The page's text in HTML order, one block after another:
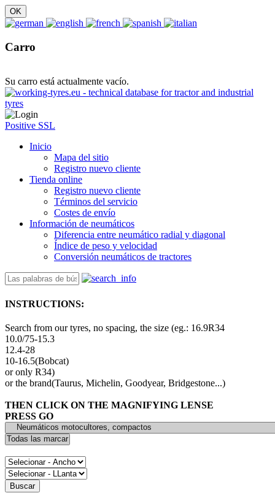
Carro
Su carro está actualmente vacío.
Positive SSL
Inicio
Mapa del sitio
Registro nuevo cliente
Tienda online
Registro nuevo cliente
Términos del servicio
Costes de envío
Información de neumáticos
Diferencia entre neumático radial y diagonal
Índice de peso y velocidad
Conversión neumáticos de tractores
INSTRUCTIONS:
Search from our tyres, no spacing, the size (eg.: 16.9R34
10.0/75-15.3
12.4-28
10-16.5(Bobcat)
or only R34)
or the brand(Taurus, Michelin, Goodyear, Bridgestone...)
THEN CLICK ON THE MAGNIFYING LENSE
PRESS GO